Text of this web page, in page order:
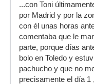
...con Toni
por Madrid y por la
con él unas horas
comentaba que le
parte, porque días
bolo en Toledo y
pachucho y que no
precisamente el día 1